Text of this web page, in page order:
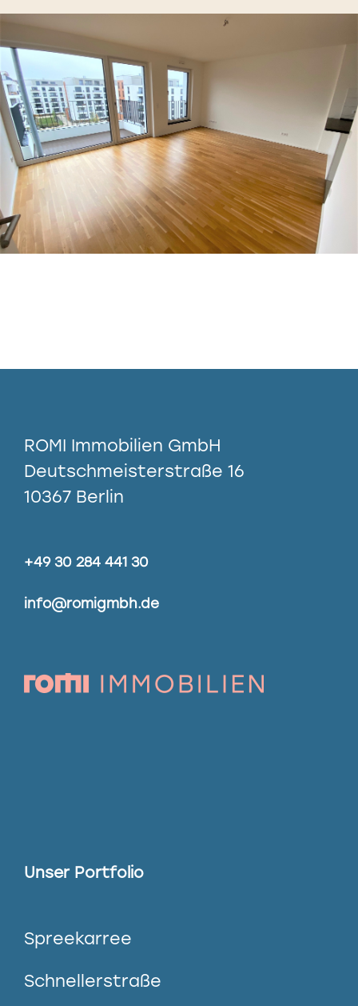
ROMI Immobilien GmbH
Deutschmeisterstraße 16
10367 Berlin
+49 30 284 441 30
info@romigmbh.de
Unser Portfolio
Spreekarree
Schnellerstraße